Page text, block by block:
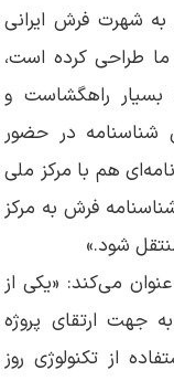
به شهرت فرش ایرانی
طراحی کرده است،
راهگشاست و
در حضور
هم با مرکز ملی
فرش به مرکز
شود.»
می‌کند: «یکی از
جهت ارتقای پروژه
از تکنولوژی روز